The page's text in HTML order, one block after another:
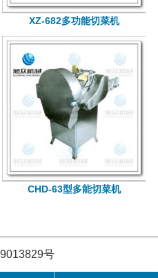
XZ-682多功能切菜机
CHD-63型多能切菜机
号